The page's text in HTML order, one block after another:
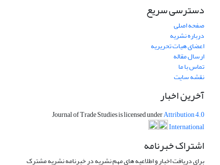
دسترسی سریع
صفحه اصلی
درباره نشریه
اعضای هیات تحریریه
ارسال مقاله
تماس با ما
نقشه سایت
آخرین اخبار
Journal of Trade Studies is licensed underAttribution 4.0
International
اشتراک خبرنامه
برای دریافت اخبار و اطلاعیه های مهم نشریه در خبرنامه نشریه مشترک